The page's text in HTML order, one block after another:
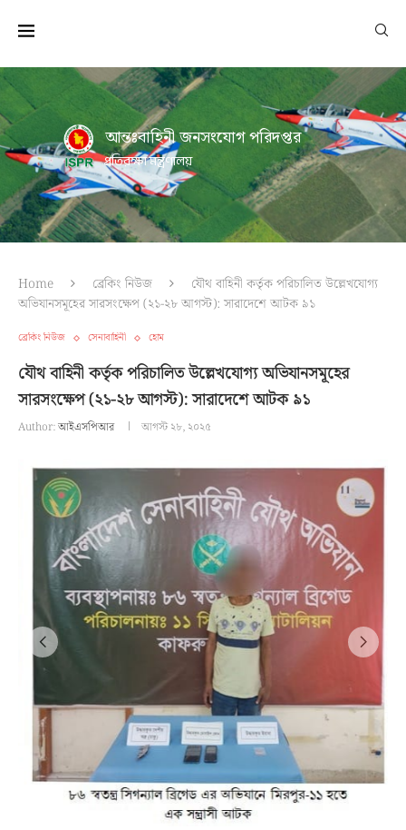
আন্তঃবাহিনী জনসংযোগ পরিদপ্তর
প্রতিরক্ষা মন্ত্রণালয়
Home ব্রেকিং নিউজ
যৌথ বাহিনী কর্তৃক পরিচালিত উল্লেখযোগ্য
অভিযানসমূহের সারসংক্ষেপ (২১-২৮ আগস্ট): সারাদেশে আটক ৯১
ব্রেকিং নিউজ সেনাবাহিনী হোম
যৌথ বাহিনী কর্তৃক পরিচালিত উল্লেখযোগ্য অভিযানসমূহের
সারসংক্ষেপ (২১-২৮ আগস্ট): সারাদেশে আটক ৯১
Author:আইএসপিআর আগস্ট ২৮, ২০২৫